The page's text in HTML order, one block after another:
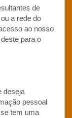
de
a rede do
ao nosso
para o
deseja
pessoal
tem uma